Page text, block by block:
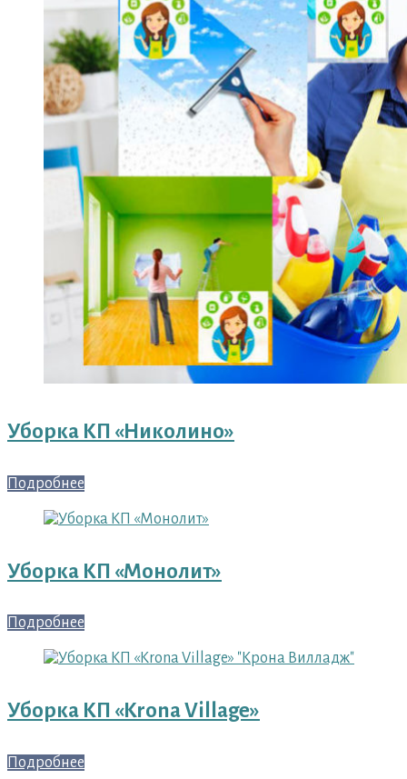
Уборка КП «Николино»
Подробнее
Уборка КП «Монолит»
Подробнее
Уборка КП «Krona Village»
Подробнее